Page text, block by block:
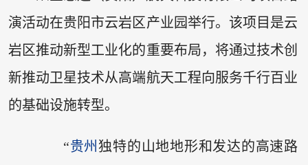
演活动在贵阳市云岩区产业园举行。该项目是云
岩区推动新型工业化的重要布局，将通过技术创
新推动卫星技术从高端航天工程向服务千行百业
的基础设施转型。
“贵州 独特的山地地形和发达的高速路